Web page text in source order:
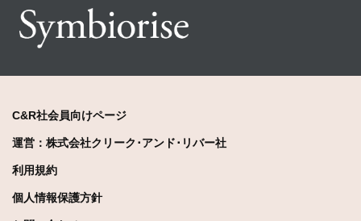
C&R社会員向けページ
運営：株式会社クリーク･アンド･リバー社
利用規約
個人情報保護方針